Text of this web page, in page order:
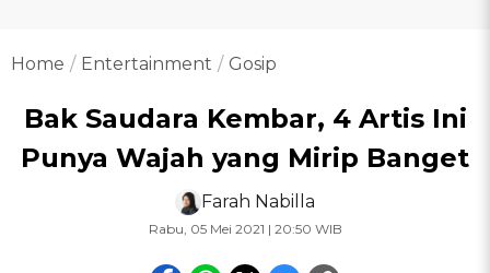
Home Entertainment Gosip
Bak Saudara Kembar, 4 Artis Ini
Punya Wajah yang Mirip Banget
Farah Nabilla
Rabu, 05 Mei 2021 | 20:50 WIB